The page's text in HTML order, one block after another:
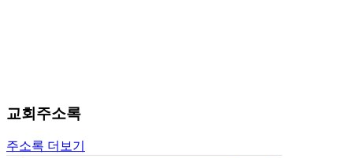
코
아
교회주소록
주소록 더보기